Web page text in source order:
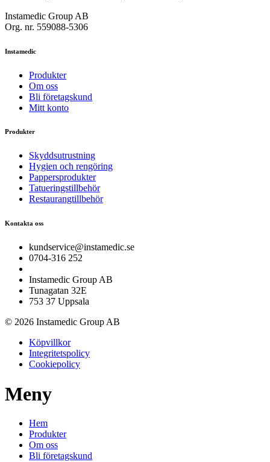
Instamedic Group AB
Org. nr. 559088-5306
Instamedic
Produkter
Om oss
Bli företagskund
Mitt konto
Produkter
Skyddsutrustning
Hygien och rengöring
Pappersprodukter
Tatueringstillbehör
Restaurangtillbehör
Kontakta oss
kundservice@instamedic.se
0704-316 252
Instamedic Group AB
Tunagatan 32E
753 37 Uppsala
© 2026 Instamedic Group AB
Köpvillkor
Integritetspolicy
Cookiepolicy
Meny
Hem
Produkter
Om oss
Bli företagskund